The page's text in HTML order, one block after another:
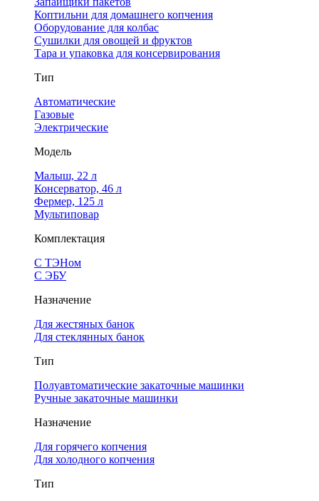
Коптильни для домашнего копчения
Оборудование для колбас
Сушилки для овощей и фруктов
Тара и упаковка для консервирования
Тип
Автоматические
Газовые
Электрические
Модель
Малыш, 22 л
Консерватор, 46 л
Фермер, 125 л
Мультиповар
Комплектация
С ТЭНом
С ЭБУ
Назначение
Для жестяных банок
Для стеклянных банок
Тип
Полуавтоматические закаточные машинки
Ручные закаточные машинки
Назначение
Для горячего копчения
Для холодного копчения
Тип